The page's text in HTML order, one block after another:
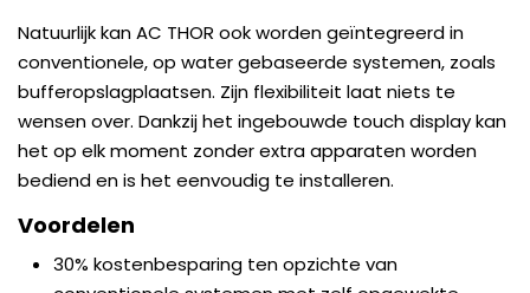
Natuurlijk kan AC THOR ook worden geïntegreerd in
conventionele, op water gebaseerde systemen, zoals
bufferopslagplaatsen. Zijn flexibiliteit laat niets te
wensen over. Dankzij het ingebouwde touch display kan
het op elk moment zonder extra apparaten worden
bediend en is het eenvoudig te installeren.
Voordelen
30% kostenbesparing ten opzichte van